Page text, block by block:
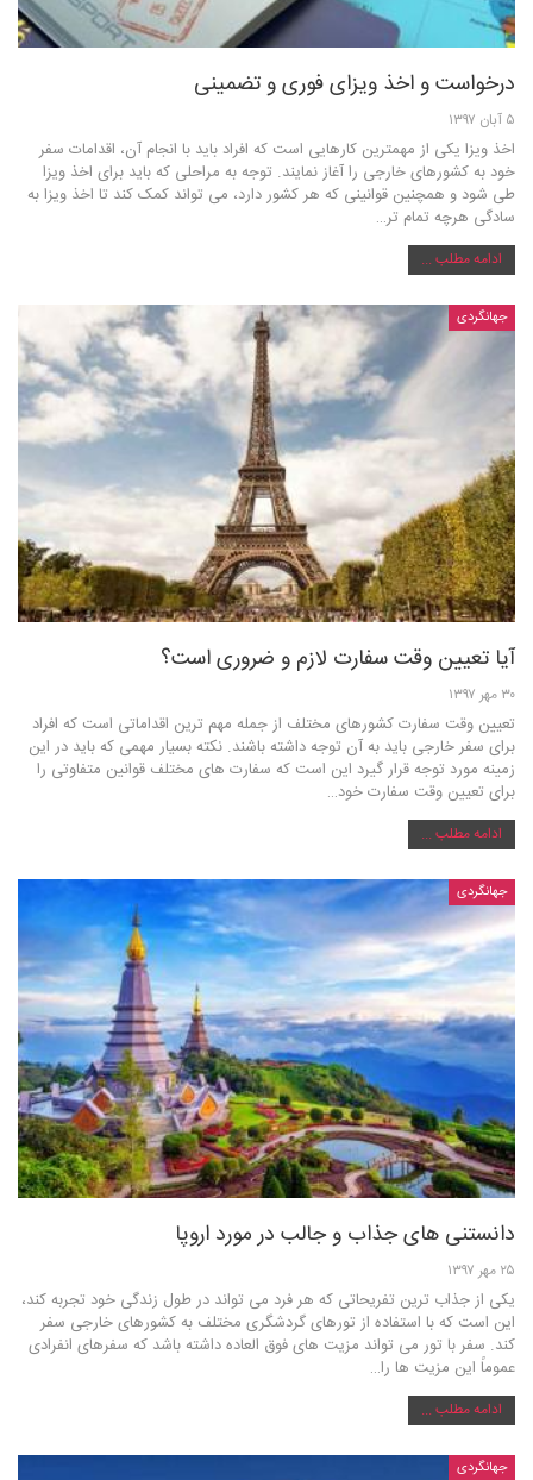
درخواست و اخذ ویزای فوری و تضمینی
۵ آبان ۱۳۹۷
اخذ ویزا یکی از مهمترین کارهایی است که افراد باید با انجام آن، اقدامات سفر
خود به کشورهای خارجی را آغاز نمایند. توجه به مراحلی که باید برای اخذ ویزا
طی شود و همچنین قوانینی که هر کشور دارد، می تواند کمک کند تا اخذ ویزا به
سادگی هرچه تمام تر…
ادامه مطلب ...
جهانگردی
آیا تعیین وقت سفارت لازم و ضروری است؟
۳۰ مهر ۱۳۹۷
تعیین وقت سفارت کشورهای مختلف از جمله مهم ترین اقداماتی است که افراد
برای سفر خارجی باید به آن توجه داشته باشند. نکته بسیار مهمی که باید در این
زمینه مورد توجه قرار گیرد این است که سفارت های مختلف قوانین متفاوتی را
برای تعیین وقت سفارت خود…
ادامه مطلب ...
جهانگردی
دانستنی های جذاب و جالب در مورد اروپا
۲۵ مهر ۱۳۹۷
یکی از جذاب ترین تفریحاتی که هر فرد می تواند در طول زندگی خود تجربه کند،
این است که با استفاده از تورهای گردشگری مختلف به کشورهای خارجی سفر
کند. سفر با تور می تواند مزیت های فوق العاده داشته باشد که سفرهای انفرادی
عموماً این مزیت ها را…
ادامه مطلب ...
جهانگردی